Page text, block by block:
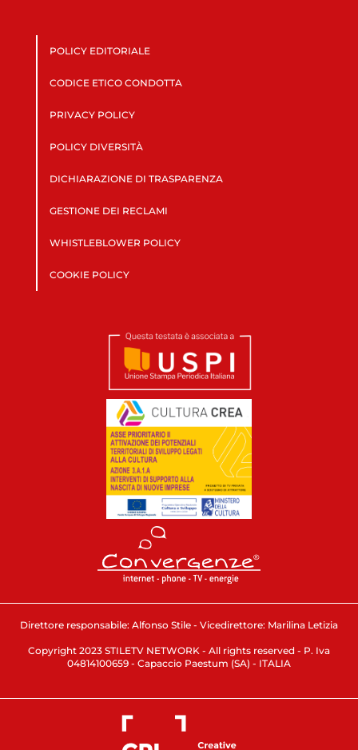
POLICY EDITORIALE
CODICE ETICO CONDOTTA
PRIVACY POLICY
POLICY DIVERSITÀ
DICHIARAZIONE DI TRASPARENZA
GESTIONE DEI RECLAMI
WHISTLEBLOWER POLICY
COOKIE POLICY
Direttore responsabile: Alfonso Stile - Vicedirettore: Marilina Letizia
Copyright 2023 STILETV NETWORK - All rights reserved - P. Iva
04814100659 - Capaccio Paestum (SA) - ITALIA